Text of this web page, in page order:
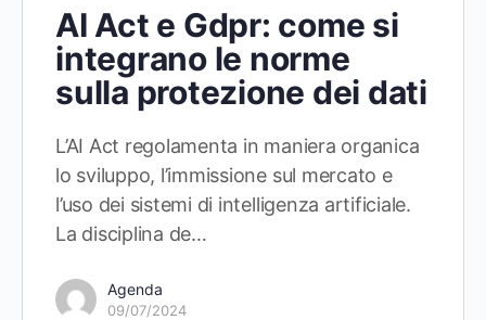
AI Act e Gdpr: come si
integrano le norme
sulla protezione dei dati
L’AI Act regolamenta in maniera organica
lo sviluppo, l’immissione sul mercato e
l’uso dei sistemi di intelligenza artificiale.
La disciplina de…
Agenda
09/07/2024